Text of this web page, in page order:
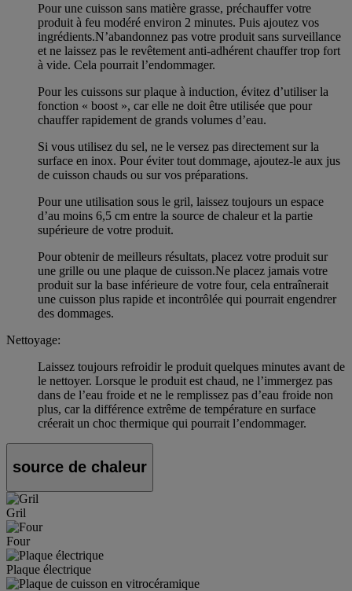
Pour une cuisson sans matière grasse, préchauffer votre
produit à feu modéré environ 2 minutes. Puis ajoutez vos
ingrédients.N’abandonnez pas votre produit sans surveillance
et ne laissez pas le revêtement anti-adhérent chauffer trop fort
à vide. Cela pourrait l’endommager.
Pour les cuissons sur plaque à induction, évitez d’utiliser la
fonction « boost », car elle ne doit être utilisée que pour
chauffer rapidement de grands volumes d’eau.
Si vous utilisez du sel, ne le versez pas directement sur la
surface en inox. Pour éviter tout dommage, ajoutez-le aux jus
de cuisson chauds ou sur vos préparations.
Pour une utilisation sous le gril, laissez toujours un espace
d’au moins 6,5 cm entre la source de chaleur et la partie
supérieure de votre produit.
Pour obtenir de meilleurs résultats, placez votre produit sur
une grille ou une plaque de cuisson.Ne placez jamais votre
produit sur la base inférieure de votre four, cela entraînerait
une cuisson plus rapide et incontrôlée qui pourrait engendrer
des dommages.
Nettoyage:
Laissez toujours refroidir le produit quelques minutes avant de
le nettoyer. Lorsque le produit est chaud, ne l’immergez pas
dans de l’eau froide et ne le remplissez pas d’eau froide non
plus, car la différence extrême de température en surface
créerait un choc thermique qui pourrait l’endommager.
source de chaleur
Gril
Four
Plaque électrique